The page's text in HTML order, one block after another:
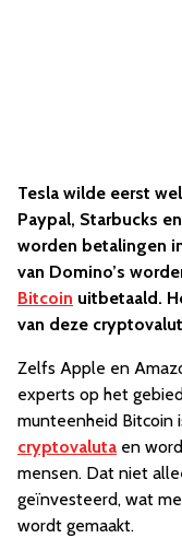
Tesla wilde eerst
Paypal, Starbucks
worden betalingen
van Domino’s
Bitcoin uitbetaald.
van deze
Zelfs Apple en
experts op het
munteenheid Bitcoin
cryptovaluta en
mensen. Dat niet
geïnvesteerd, wat
wordt gemaakt.